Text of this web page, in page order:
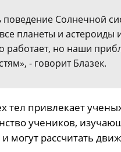
поведение Солнечной
планеты и астероиды
работает, но наши
- говорит Блазек.
тел привлекает
учеников,
могут рассчитать